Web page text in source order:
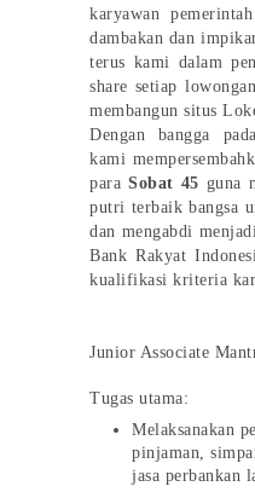
karyawan
dambakan dan
terus kami dalam
share setiap
membangun situs
Dengan bangga
kami
paraSobat 45 guna
putri terbaik bangsa
dan mengabdi
Bank Rakyat
kualifikasi kriteria
Junior Associate
Tugas utama:
Melaksanakan
pinjaman,
jasa perbankan